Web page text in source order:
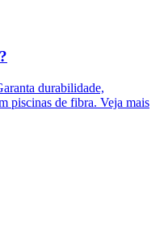
durabilidade,
piscinas de fibra. Veja mais